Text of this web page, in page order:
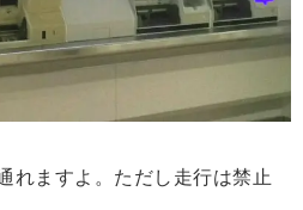
れますよ。ただし走行は禁止